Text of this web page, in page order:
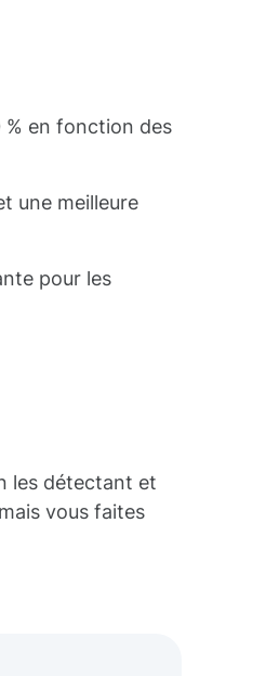
% en fonction des
une meilleure
pour les
les détectant et
vous faites